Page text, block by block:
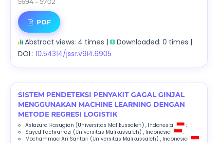
PDF
Abstract views: 4 times |
Downloaded: 0 times |
DOI : 10.54314/jssr.v9i4.6905
SISTEM PENDETEKSI PENYAKIT GAGAL GINJAL
MENGGUNAKAN MACHINE LEARNING DENGAN
METODE REGRESI LOGISTIK
Asfazura Hasugian (Universitas Malikussaleh) , Indonesia
;
Sayed Fachrurrazi (Universitas Malikussaleh) , Indonesia
;
Mochammad Ari Santari (Universitas Malikussaleh) , Indonesia